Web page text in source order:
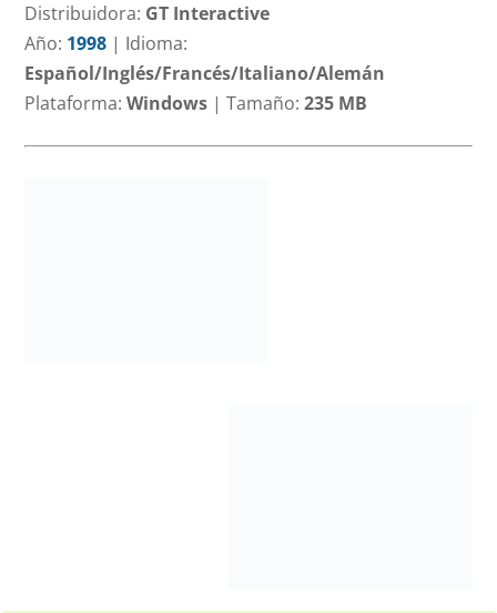
Distribuidora: GT Interactive
Año: 1998 | Idioma:
Español/Inglés/Francés/Italiano/Alemán
Plataforma:Windows |Tamaño:235 MB